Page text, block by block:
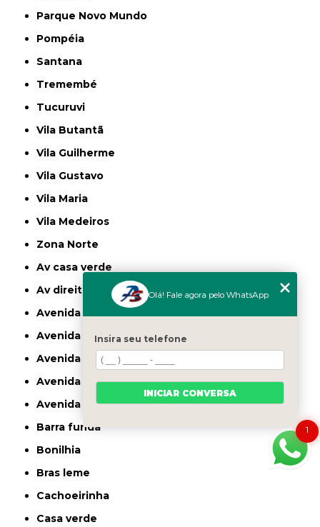
Parque Novo Mundo
Pompéia
Santana
Tremembé
Tucuruvi
Vila Butantã
Vila Guilherme
Vila Gustavo
Vila Maria
Vila Medeiros
Zona Norte
av casa verde
av direitos humanos
avenida casa verde
avenida deputado emilio carlos
avenida engenheiro caetano alvares
avenida imirin
avenida inajar de souza
barra funda
bonilhia
bras leme
cachoeirinha
casa verde
1
Olá! Fale agora pelo WhatsApp
Insira seu telefone
INICIAR CONVERSA